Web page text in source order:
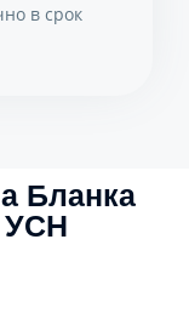
в срок
Бланка
УСН